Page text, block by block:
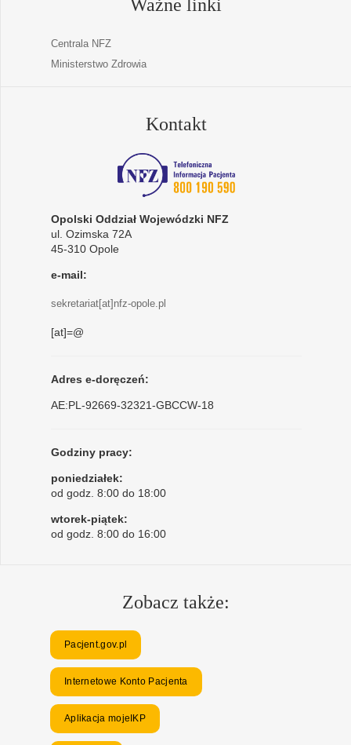
Ważne linki
Centrala NFZ
Ministerstwo Zdrowia
Kontakt
Opolski Oddział Wojewódzki NFZ
ul. Ozimska 72A
45-310 Opole
e-mail:
sekretariat[at]nfz-opole.pl
[at]=@
Adres e-doręczeń:
AE:PL-92669-32321-GBCCW-18
Godziny pracy:
poniedziałek:
od godz. 8:00 do 18:00
wtorek-piątek:
od godz. 8:00 do 16:00
Zobacz także:
Pacjent.gov.pl
Internetowe Konto Pacjenta
Aplikacja mojeIKP